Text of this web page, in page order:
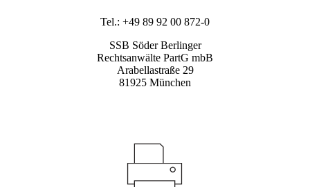
Tel.: +49 89 92 00 872-0
SSB Söder Berlinger
Rechtsanwälte PartG mbB
Arabellastraße 29
81925 München